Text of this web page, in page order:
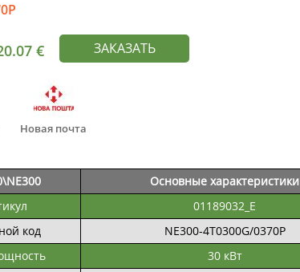
€ ЗАКАЗАТЬ
Новая почта
Основные характеристики
01189032_E
код
NE300-4T0300G/0370P
30 кВт